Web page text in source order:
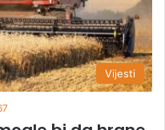
Vijesti